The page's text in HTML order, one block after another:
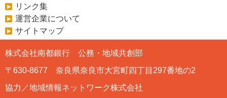
リンク集
運営企業について
サイトマップ
株式会社南都銀行 公務・地域共創部
〒630-8677 奈良県奈良市大宮町四丁目297番地の2
協力／地域情報ネットワーク株式会社